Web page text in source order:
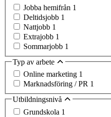
Jobba hemifrån 1
Deltidsjobb 1
Nattjobb 1
Extrajobb 1
Sommarjobb 1
Typ av arbete
Online marketing 1
Marknadsföring / PR 1
Utbildningsnivå
Grundskola 1